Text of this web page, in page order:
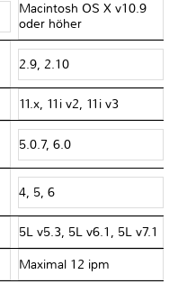
Macintosh OS X v10.9
oder höher
2.9, 2.10
11.x, 11i v2, 11i v3
5.0.7, 6.0
4, 5, 6
5L v5.3, 5L v6.1, 5L v7.1
Maximal 12 ipm